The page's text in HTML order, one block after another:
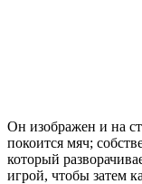
Он изображен и на
покоится мяч;
который
игрой, чтобы затем